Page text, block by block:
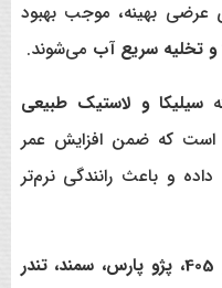
عرضی بهینه، موجب بهبود
و تخلیه سریع آب می‌شوند.
سیلیکا و لاستیک طبیعی
است که ضمن افزایش عمر
و باعث رانندگی نرم‌تر
پژو 405، پژو پارس، سمند، تندر